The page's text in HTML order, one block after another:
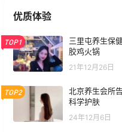
优质体验
TOP1
三里屯养生保
胶鸡火锅
21年12月26日
TOP2
北京养生会所
科学护肤
24年12月6日